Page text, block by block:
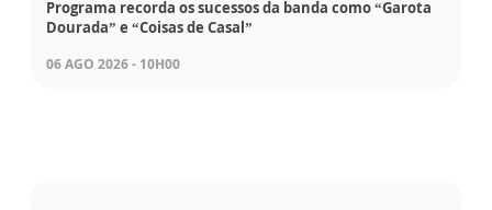
Programa recorda os sucessos da banda como “Garota
Dourada” e “Coisas de Casal”
06 AGO 2026 - 10H00